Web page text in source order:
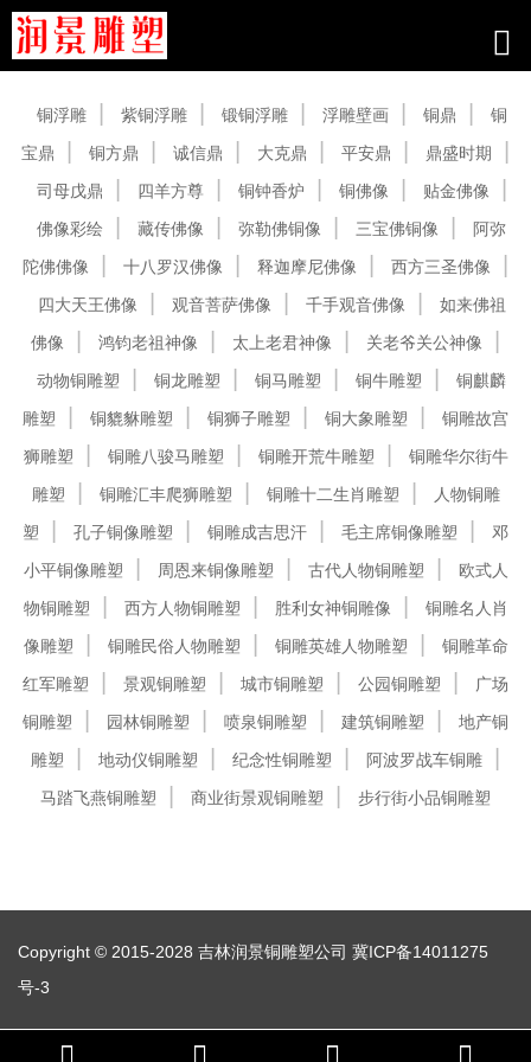
铜浮雕 紫铜浮雕 锻铜浮雕 浮雕壁画 铜鼎
铜
宝鼎
铜方鼎 诚信鼎 大克鼎 平安鼎
鼎盛时期
司母戊鼎
四羊方尊 铜钟香炉 铜佛像
贴金佛像
佛像彩绘
藏传佛像 弥勒佛铜像 三宝佛铜像
阿弥
陀佛佛像
十八罗汉佛像 释迦摩尼佛像
西方三圣佛像
四大天王佛像
观音菩萨佛像 千手观音佛像
如来佛祖
佛像
鸿钧老祖神像 太上老君神像
关老爷关公神像
动物铜雕塑
铜龙雕塑 铜马雕塑 铜牛雕塑
铜麒麟
雕塑
铜貔貅雕塑 铜狮子雕塑 铜大象雕塑
铜雕故宫
狮雕塑
铜雕八骏马雕塑 铜雕开荒牛雕塑
铜雕华尔街牛
雕塑
铜雕汇丰爬狮雕塑 铜雕十二生肖雕塑
人物铜雕
塑
孔子铜像雕塑 铜雕成吉思汗 毛主席铜像雕塑
邓
小平铜像雕塑
周恩来铜像雕塑 古代人物铜雕塑
欧式人
物铜雕塑
西方人物铜雕塑 胜利女神铜雕像
铜雕名人肖
像雕塑
铜雕民俗人物雕塑 铜雕英雄人物雕塑
铜雕革命
红军雕塑
景观铜雕塑 城市铜雕塑 公园铜雕塑
广场
铜雕塑
园林铜雕塑 喷泉铜雕塑 建筑铜雕塑
地产铜
雕塑
地动仪铜雕塑 纪念性铜雕塑
阿波罗战车铜雕
马踏飞燕铜雕塑
商业街景观铜雕塑 步行街小品铜雕塑
Copyright © 2015-2028 吉林润景铜雕塑公司 冀ICP备14011275
号-3